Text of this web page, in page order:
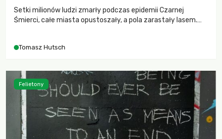
Setki milionów ludzi zmarły podczas epidemii Czarnej
Śmierci, całe miasta opustoszały, a pola zarastały lasem.
największych katastrof w swoich dziejach.
Tomasz Hutsch
Felietony